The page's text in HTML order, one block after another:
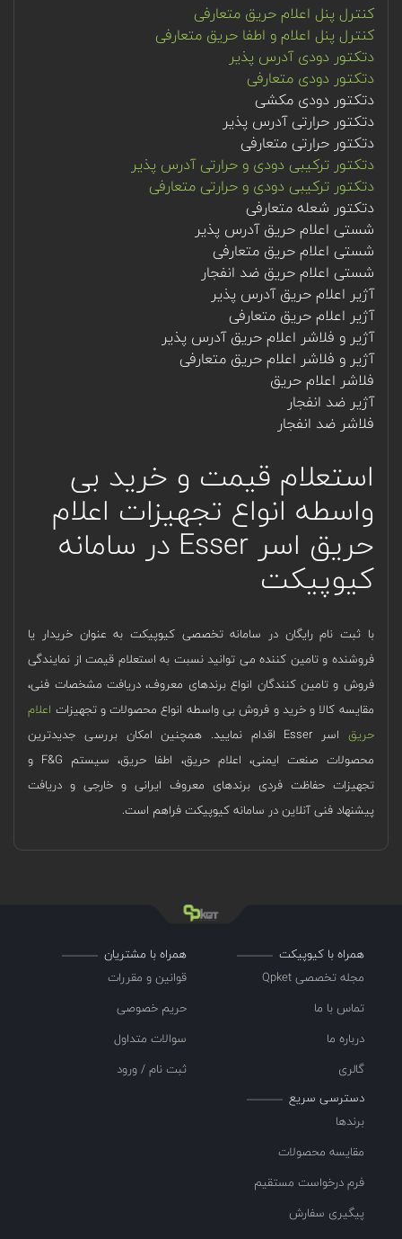
کنترل پنل اعلام حریق متعارفی
کنترل پنل اعلام و اطفا حریق متعارفی
دتکتور دودی آدرس پذیر
دتکتور دودی متعارفی
دتکتور دودی مکشی
دتکتور حرارتی آدرس پذیر
دتکتور حرارتی متعارفی
دتکتور ترکیبی دودی و حرارتی آدرس پذیر
دتکتور ترکیبی دودی و حرارتی متعارفی
دتکتور شعله متعارفی
شستی اعلام حریق آدرس پذیر
شستی اعلام حریق متعارفی
شستی اعلام حریق ضد انفجار
آژیر اعلام حریق آدرس پذیر
آژیر اعلام حریق متعارفی
آژیر و فلاشر اعلام حریق آدرس پذیر
آژیر و فلاشر اعلام حریق متعارفی
فلاشر اعلام حریق
آژیر ضد انفجار
فلاشر ضد انفجار
استعلام قیمت و خرید بی
واسطه انواع تجهیزات اعلام
حریق اسر Esser در سامانه
کیوپیکت
با ثبت نام رایگان در سامانه تخصصی کیوپیکت به عنوان خریدار یا
فروشنده و تامین کننده می توانید نسبت به استعلام قیمت از نمایندگی
فروش و تامین کنندگان انواع برندهای معروف، دریافت مشخصات فنی،
مقایسه کالا و خرید و فروش بی واسطه انواع محصولات و تجهیزات اعلام
حریق
اسر Esser اقدام نمایید. همچنین امکان بررسی جدیدترین
محصولات صنعت ایمنی، اعلام حریق، اطفا حریق، سیستم F&G و
تجهیزات حفاظت فردی برندهای معروف ایرانی و خارجی و دریافت
پیشنهاد فنی آنلاین در سامانه کیوپیکت فراهم است.
همراه با کیوپیکت
مجله تخصصی Qpket
تماس با ما
درباره ما
گالری
همراه با مشتریان
قوانین و مقررات
حریم خصوصی
سوالات متداول
ثبت نام / ورود
دسترسی سریع
برندها
مقایسه محصولات
فرم درخواست مستقیم
پیگیری سفارش